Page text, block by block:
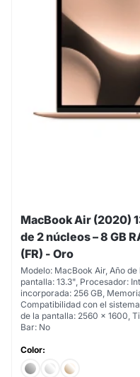
MacBook Air (2020)
de 2 núcleos – 8 GB
(FR) - Oro
Modelo: MacBook Air, Año
pantalla: 13.3", Procesador:
incorporada: 256 GB,
Compatibilidad con el
de la pantalla: 2560 x 1600,
Bar: No
Color: